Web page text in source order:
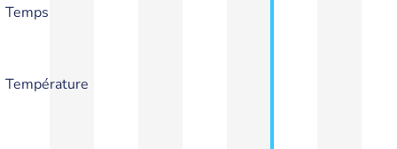
Temps
Température